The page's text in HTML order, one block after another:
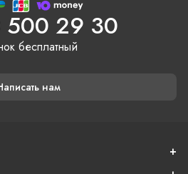
500 29 30
бесплатный
нам